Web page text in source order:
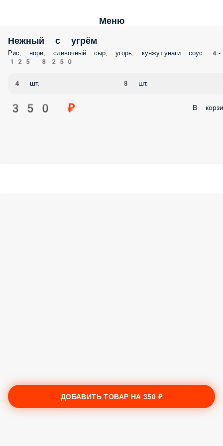
Меню
Нежный с угрём
Рис, нори, сливочный сыр, угорь, кунжут.унаги соус 4-
125 8-250
4 шт. 8 шт.
350 ₽ В
ДОБАВИТЬ ТОВАР НА350 ₽